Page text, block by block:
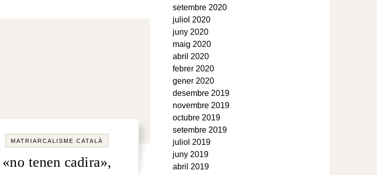
MATRIARCALISME CATALÀ
«no tenen cadira»,
setembre 2020
juliol 2020
juny 2020
maig 2020
abril 2020
febrer 2020
gener 2020
desembre 2019
novembre 2019
octubre 2019
setembre 2019
juliol 2019
juny 2019
abril 2019